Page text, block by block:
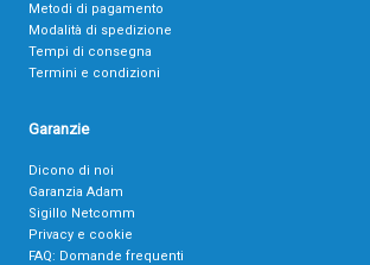
Metodi di pagamento
Modalità di spedizione
Tempi di consegna
Termini e condizioni
Garanzie
Dicono di noi
Garanzia Adam
Sigillo Netcomm
Privacy e cookie
FAQ: Domande frequenti